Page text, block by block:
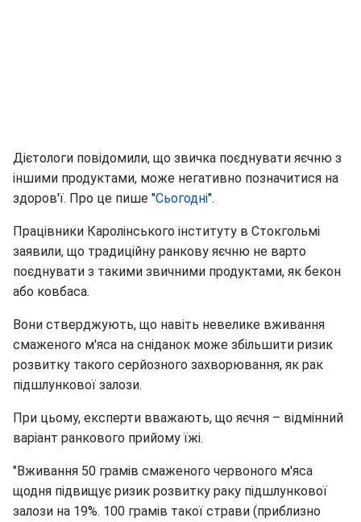
Дієтологи повідомили, що звичка поєднувати яєчню з
іншими продуктами, може негативно позначитися на
здоров'ї. Про це пише "Сьогодні".
Працівники Каролінського інституту в Стокгольмі
заявили, що традиційну ранкову яєчню не варто
поєднувати з такими звичними продуктами, як бекон
або ковбаса.
Вони стверджують, що навіть невелике вживання
смаженого м'яса на сніданок може збільшити ризик
розвитку такого серйозного захворювання, як рак
підшлункової залози.
При цьому, експерти вважають, що яєчня – відмінний
варіант ранкового прийому їжі.
"Вживання 50 грамів смаженого червоного м'яса
щодня підвищує ризик розвитку раку підшлункової
залози на 19%. 100 грамів такої страви (приблизно